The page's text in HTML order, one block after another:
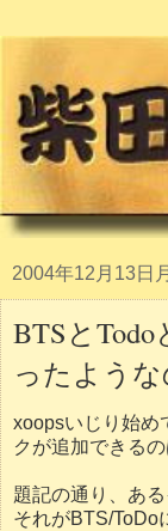
2004年12月13日
BTSと
ったような
xoopsいじり始め
クが追加できるの
題記の通り、あ
それがBTS/ToDo